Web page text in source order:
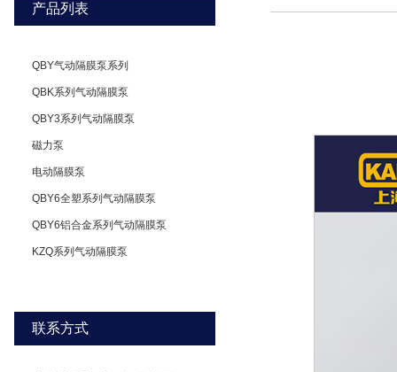
产品列表
QBY气动隔膜泵系列
QBK系列气动隔膜泵
QBY3系列气动隔膜泵
磁力泵
电动隔膜泵
QBY6全塑系列气动隔膜泵
QBY6铝合金系列气动隔膜泵
KZQ系列气动隔膜泵
联系方式